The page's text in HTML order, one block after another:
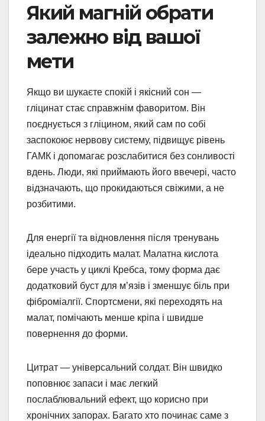
Який магній обрати
залежно від вашої
мети
Якщо ви шукаєте спокій і якісний сон —
гліцинат стає справжнім фаворитом. Він
поєднується з гліцином, який сам по собі
заспокоює нервову систему, підвищує рівень
ГАМК і допомагає розслабитися без сонливості
вдень. Люди, які приймають його ввечері, часто
відзначають, що прокидаються свіжими, а не
розбитими.
Для енергії та відновлення після тренувань
ідеально підходить малат. Малатна кислота
бере участь у циклі Кребса, тому форма дає
додатковий буст для м’язів і зменшує біль при
фіброміалгії. Спортсмени, які переходять на
малат, помічають менше кріпа і швидше
повернення до форми.
Цитрат — універсальний солдат. Він швидко
поповнює запаси і має легкий
послаблювальний ефект, що корисно при
хронічних запорах. Багато хто починає саме з